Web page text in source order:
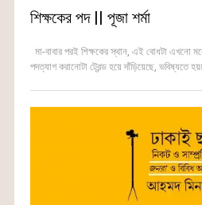
শিক্ষকের পদ || পূজা শর্মা
মা-বাবার পরই শিক্ষকের স্থান, এই বোধটা এখনো
পদত্যাগ করানোটা ট্রেন্ড হয়ে দাঁড়িয়েছে, ভবিষ্যতে